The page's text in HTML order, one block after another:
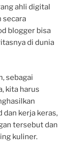
ahli digital
secara
blogger bisa
di dunia
sebagai
kita harus
dan kerja keras,
tersebut dan
kuliner.